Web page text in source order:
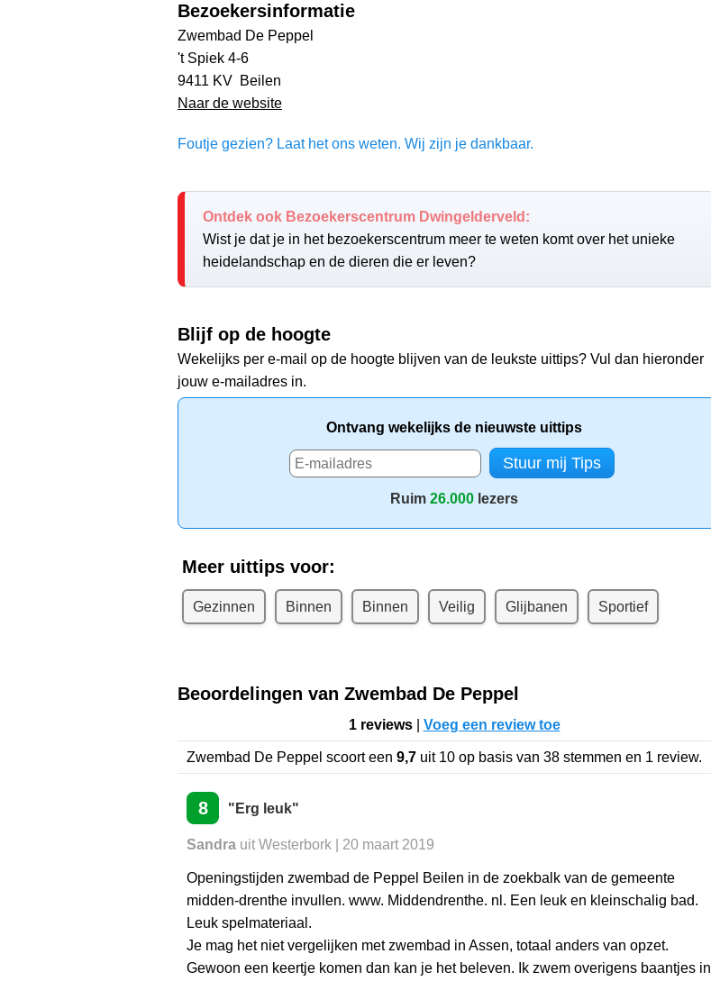
Bezoekersinformatie
Zwembad De Peppel
't Spiek 4-6
9411 KV Beilen
Naar de website
Foutje gezien? Laat het ons weten. Wij zijn je dankbaar.
Ontdek ook Bezoekerscentrum Dwingelderveld:
Wist je dat je in het bezoekerscentrum meer te weten komt over het unieke
heidelandschap en de dieren die er leven?
Blijf op de hoogte
Wekelijks per e-mail op de hoogte blijven van de leukste uittips? Vul dan hieronder
jouw e-mailadres in.
Ontvang wekelijks de nieuwste uittips
Ruim 26.000 lezers
Meer uittips voor:
Gezinnen Binnen Binnen Veilig Glijbanen Sportief
Beoordelingen van Zwembad De Peppel
1 reviews| Voeg een review toe
Zwembad De Peppel scoort een 9,7 uit 10 op basis van 38 stemmen en 1 review.
8 "Erg leuk"
Sandra uit Westerbork | 20 maart 2019
Openingstijden zwembad de Peppel Beilen in de zoekbalk van de gemeente
midden-drenthe invullen. www. Middendrenthe. nl. Een leuk en kleinschalig bad.
Leuk spelmateriaal.
Je mag het niet vergelijken met zwembad in Assen, totaal anders van opzet.
Gewoon een keertje komen dan kan je het beleven. Ik zwem overigens baantjes in